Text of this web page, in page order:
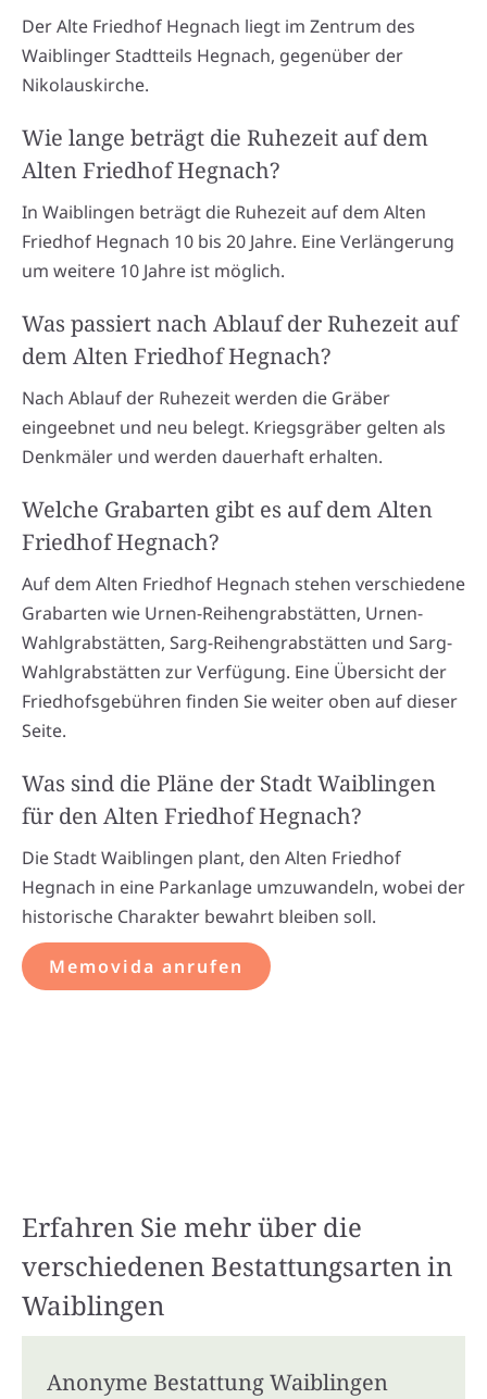
Der Alte Friedhof Hegnach liegt im Zentrum des
Waiblinger Stadtteils Hegnach, gegenüber der
Nikolauskirche.
Wie lange beträgt die Ruhezeit auf dem
Alten Friedhof Hegnach?
In Waiblingen beträgt die Ruhezeit auf dem Alten
Friedhof Hegnach 10 bis 20 Jahre. Eine Verlängerung
um weitere 10 Jahre ist möglich.
Was passiert nach Ablauf der Ruhezeit auf
dem Alten Friedhof Hegnach?
Nach Ablauf der Ruhezeit werden die Gräber
eingeebnet und neu belegt. Kriegsgräber gelten als
Denkmäler und werden dauerhaft erhalten.
Welche Grabarten gibt es auf dem Alten
Friedhof Hegnach?
Auf dem Alten Friedhof Hegnach stehen verschiedene
Grabarten wie Urnen-Reihengrabstätten, Urnen-
Wahlgrabstätten, Sarg-Reihengrabstätten und Sarg-
Wahlgrabstätten zur Verfügung. Eine Übersicht der
Friedhofsgebühren finden Sie weiter oben auf dieser
Seite.
Was sind die Pläne der Stadt Waiblingen
für den Alten Friedhof Hegnach?
Die Stadt Waiblingen plant, den Alten Friedhof
Hegnach in eine Parkanlage umzuwandeln, wobei der
historische Charakter bewahrt bleiben soll.
Memovida anrufen
Erfahren Sie mehr über die
verschiedenen Bestattungsarten in
Waiblingen
Anonyme Bestattung Waiblingen